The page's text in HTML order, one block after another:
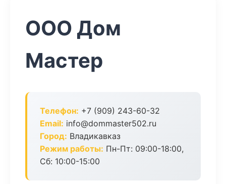
ООО Дом
Мастер
Телефон: +7 (909) 243-60-32
Email: info@dommaster502.ru
Город: Владикавказ
Режим работы: Пн-Пт: 09:00-18:00,
Сб: 10:00-15:00